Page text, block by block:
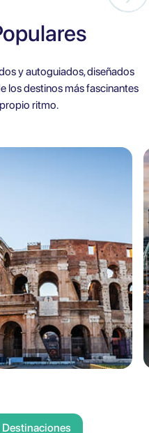
y autoguiados, diseñados
los destinos más fascinantes
ritmo.
Destinaciones